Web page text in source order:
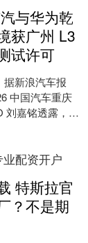
与华为乾
获广州 L3
试许可
据新浪汽车报
中国汽车重庆
刘嘉铭透露，启
....
业配资开户
特斯拉官
？不是期